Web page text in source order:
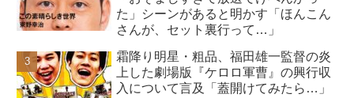
た」シーンがあると明かす「ほんこん
さんが、セット裏行って…」
霜降り明星・粗品、福田雄一監督の炎
上した劇場版『ケロロ軍曹』の興行収
入について言及「蓋開けてみたら…」